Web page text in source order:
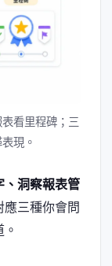
看里程碑；三
現。
、洞察報表管
應三種你會問